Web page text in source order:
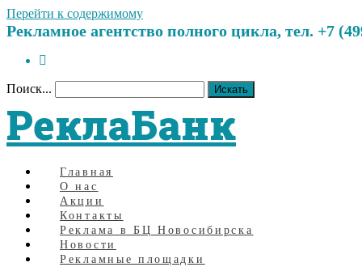
Перейти к содержимому
Рекламное агентство полного цикла, тел. +7
Поиск... Искать
РеклаБанк
Главная
О нас
Акции
Контакты
Реклама в БЦ Новосибирска
Новости
Рекламные площадки